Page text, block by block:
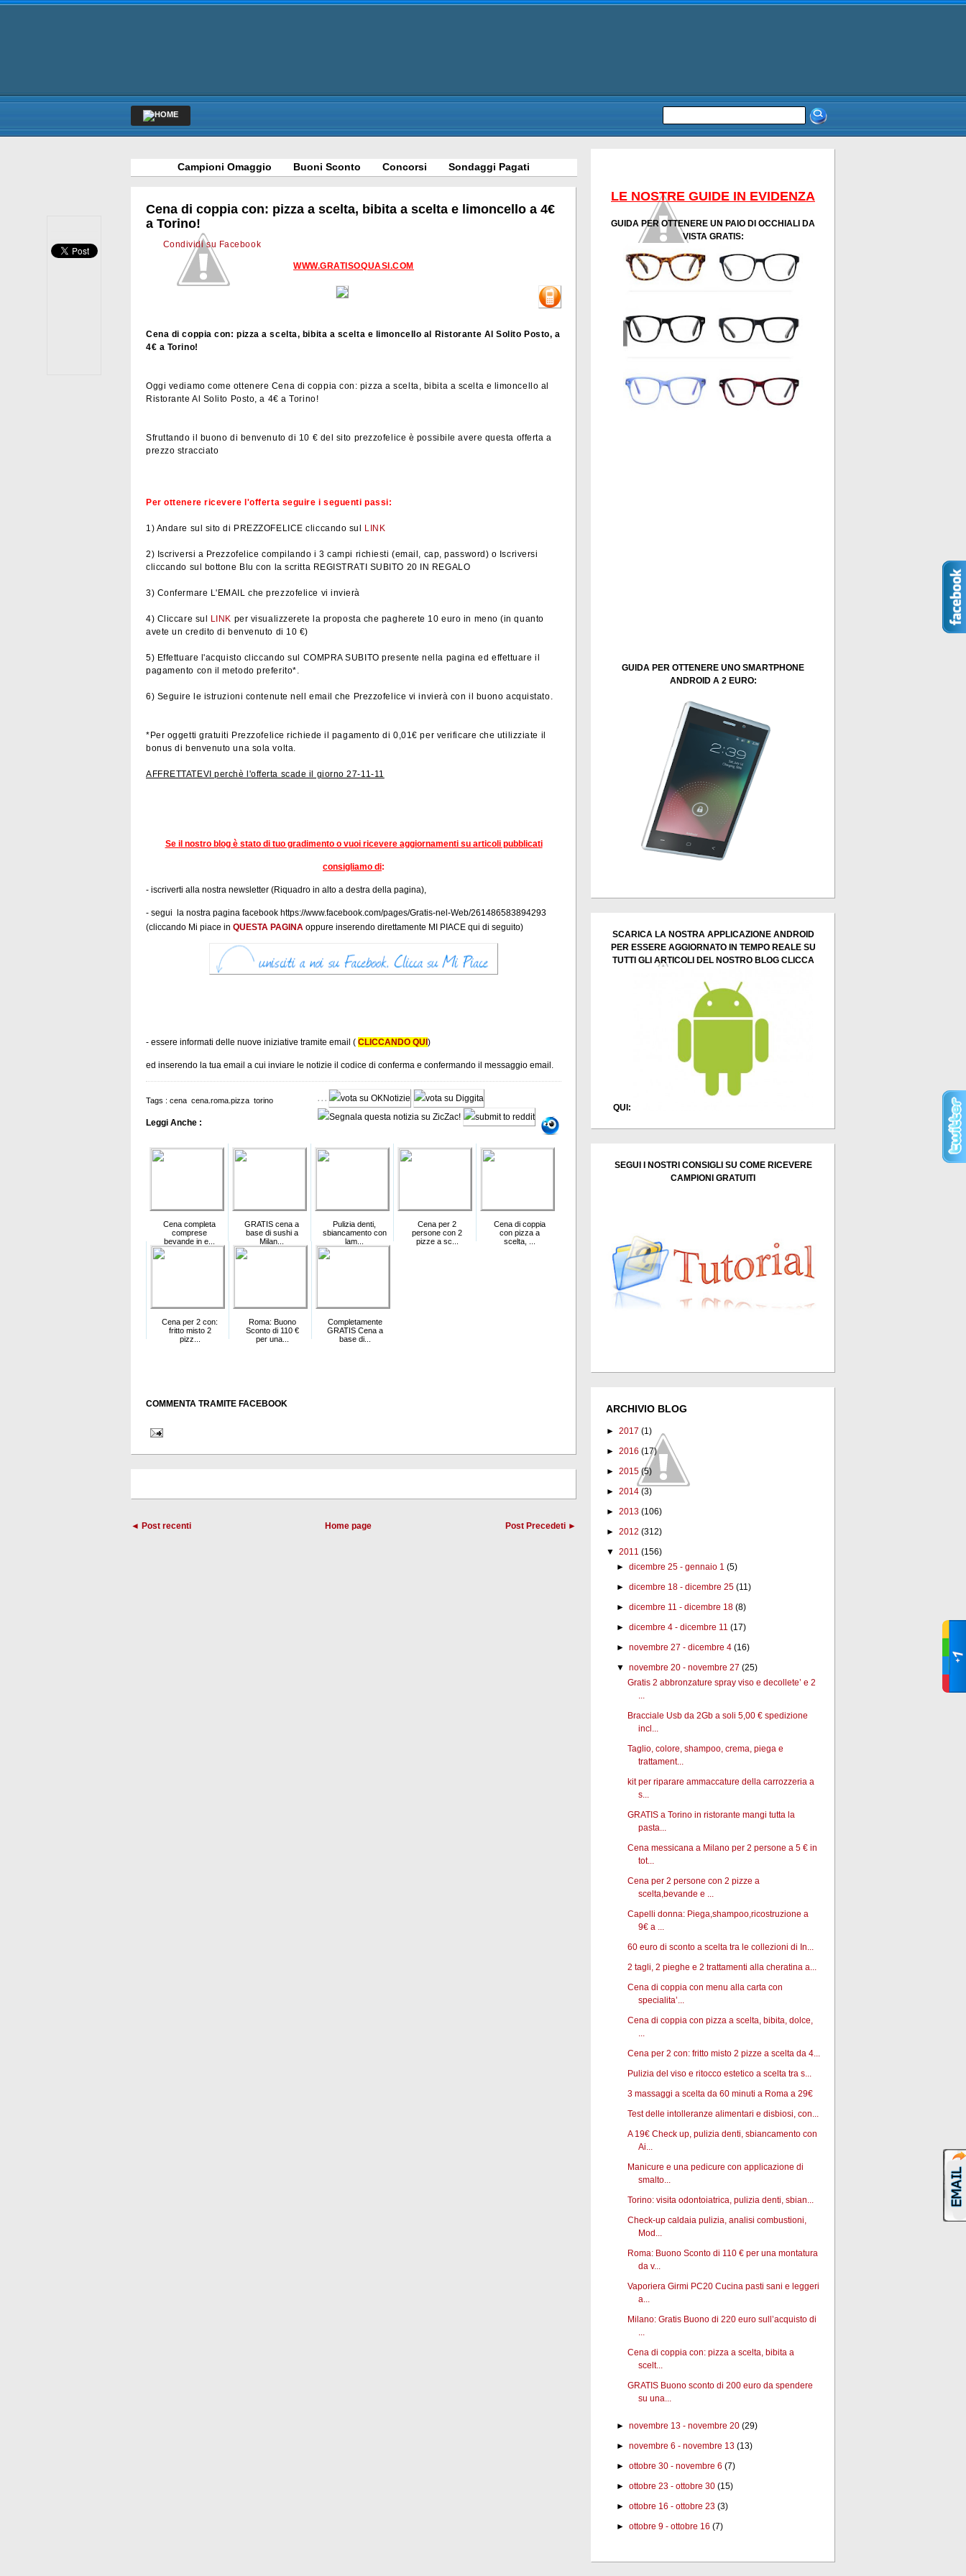
Campioni Omaggio Buoni Sconto Concorsi Sondaggi Pagati
Cena di coppia con: pizza a scelta, bibita a scelta e limoncello a 4€
a Torino!
Condividi su Facebook
WWW.GRATISOQUASI.COM
Cena di coppia con: pizza a scelta, bibita a scelta e limoncello al Ristorante Al Solito Posto, a
4€ a Torino!
Oggi vediamo come ottenere Cena di coppia con: pizza a scelta, bibita a scelta e limoncello al
Ristorante Al Solito Posto, a 4€ a Torino!
Sfruttando il buono di benvenuto di 10 € del sito prezzofelice è possibile avere questa offerta a
prezzo stracciato
Per ottenere ricevere l'offerta seguire i seguenti passi:
1) Andare sul sito di PREZZOFELICE cliccando sul LINK
2) Iscriversi a Prezzofelice compilando i 3 campi richiesti (email, cap, password) o Iscriversi
cliccando sul bottone Blu con la scritta REGISTRATI SUBITO 20 IN REGALO
3) Confermare L'EMAIL che prezzofelice vi invierà
4) Cliccare sul LINK per visualizzerete la proposta che pagherete 10 euro in meno (in quanto
avete un credito di benvenuto di 10 €)
5) Effettuare l'acquisto cliccando sul COMPRA SUBITO presente nella pagina ed effettuare il
pagamento con il metodo preferito*.
6) Seguire le istruzioni contenute nell email che Prezzofelice vi invierà con il buono acquistato.
*Per oggetti gratuiti Prezzofelice richiede il pagamento di 0,01€ per verificare che utilizziate il
bonus di benvenuto una sola volta.
AFFRETTATEVI perchè l'offerta scade il giorno 27-11-11
Se il nostro blog è stato di tuo gradimento o vuoi ricevere aggiornamenti su articoli pubblicati
consigliamo di:
- iscriverti alla nostra newsletter (Riquadro in alto a destra della pagina),
- segui la nostra pagina facebook https://www.facebook.com/pages/Gratis-nel-Web/261486583894293
(cliccando Mi piace in QUESTA PAGINA oppure inserendo direttamente MI PIACE qui di seguito)
- essere informati delle nuove iniziative tramite email ( CLICCANDO QUI )
ed inserendo la tua email a cui inviare le notizie il codice di conferma e confermando il messaggio email.
Tags : cena cena.roma.pizza torino
Leggi Anche :
Cena completa
comprese
bevande in e...
GRATIS cena a
base di sushi a
Milan...
Pulizia denti,
sbiancamento con
lam...
Cena per 2
persone con 2
pizze a sc...
Cena di coppia
con pizza a
scelta, ...
Cena per 2 con:
fritto misto 2
pizz...
Roma: Buono
Sconto di 110 €
per una...
Completamente
GRATIS Cena a
base di...
COMMENTA TRAMITE FACEBOOK
◄ Post recenti Post Precedeti ►
Home page
LE NOSTRE GUIDE IN EVIDENZA
GUIDA PER OTTENERE UN PAIO DI OCCHIALI DA
VISTA GRATIS:
GUIDA PER OTTENERE UNO SMARTPHONE
ANDROID A 2 EURO:
SCARICA LA NOSTRA APPLICAZIONE ANDROID
PER ESSERE AGGIORNATO IN TEMPO REALE SU
TUTTI GLI ARTICOLI DEL NOSTRO BLOG CLICCA
QUI:
SEGUI I NOSTRI CONSIGLI SU COME RICEVERE
CAMPIONI GRATUITI
ARCHIVIO BLOG
► 2017 (1)
► 2016 (17)
► 2015 (5)
► 2014 (3)
► 2013 (106)
► 2012 (312)
▼ 2011 (156)
►dicembre 25 - gennaio 1 (5)
►dicembre 18 - dicembre 25 (11)
►dicembre 11 - dicembre 18 (8)
►dicembre 4 - dicembre 11 (17)
►novembre 27 - dicembre 4 (16)
▼novembre 20 - novembre 27 (25)
Gratis 2 abbronzature spray viso e decollete’ e 2
Bracciale Usb da 2Gb a soli 5,00 € spedizione
incl...
Taglio, colore, shampoo, crema, piega e
trattament...
kit per riparare ammaccature della carrozzeria a
s...
GRATIS a Torino in ristorante mangi tutta la
pasta...
Cena messicana a Milano per 2 persone a 5 € in
tot...
Cena per 2 persone con 2 pizze a
scelta,bevande e ...
Capelli donna: Piega,shampoo,ricostruzione a
9€ a ...
60 euro di sconto a scelta tra le collezioni di In...
2 tagli, 2 pieghe e 2 trattamenti alla cheratina a...
Cena di coppia con menu alla carta con
specialita’...
Cena di coppia con pizza a scelta, bibita, dolce,
Cena per 2 con: fritto misto 2 pizze a scelta da 4...
Pulizia del viso e ritocco estetico a scelta tra s...
3 massaggi a scelta da 60 minuti a Roma a 29€
Test delle intolleranze alimentari e disbiosi, con...
A 19€ Check up, pulizia denti, sbiancamento con
Ai...
Manicure e una pedicure con applicazione di
smalto...
Torino: visita odontoiatrica, pulizia denti, sbian...
Check-up caldaia pulizia, analisi combustioni,
Mod...
Roma: Buono Sconto di 110 € per una montatura
da v...
Vaporiera Girmi PC20 Cucina pasti sani e leggeri
a...
Milano: Gratis Buono di 220 euro sull’acquisto di
Cena di coppia con: pizza a scelta, bibita a
scelt...
GRATIS Buono sconto di 200 euro da spendere
su una...
►novembre 13 - novembre 20 (29)
►novembre 6 - novembre 13 (13)
►ottobre 30 - novembre 6 (7)
►ottobre 23 - ottobre 30 (15)
►ottobre 16 - ottobre 23 (3)
►ottobre 9 - ottobre 16 (7)